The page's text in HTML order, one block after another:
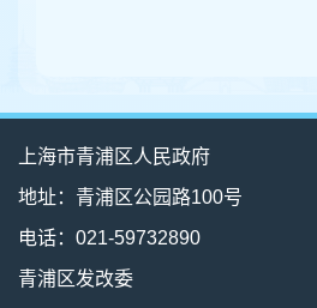
上海市青浦区人民政府
地址：青浦区公园路100号
电话：021-59732890
青浦区发改委